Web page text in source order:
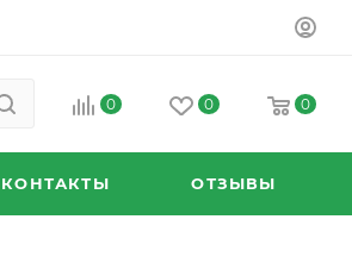
0 0 0
КОНТАКТЫ ОТЗЫВЫ